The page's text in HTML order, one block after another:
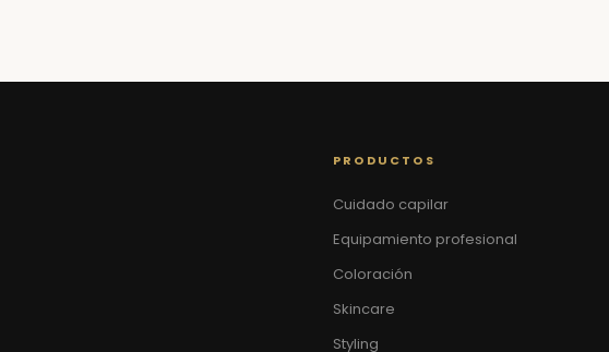
PRODUCTOS
Cuidado capilar
Equipamiento profesional
Coloración
Skincare
Styling